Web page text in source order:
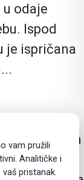
u odaje
Ispod
je ispričana
pod Srđem
se puno
vam pružili
Analitičke i
pristanak.